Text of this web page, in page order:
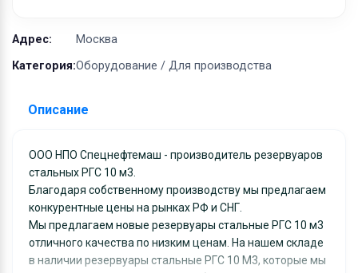
Адрес:
Москва
Категория:Оборудование / Для производства
Описание
ООО НПО Спецнефтемаш - производитель резервуаров
стальных РГС 10 м3.
Благодаря собственному производству мы предлагаем
конкурентные цены на рынках РФ и СНГ.
Мы предлагаем новые резервуары стальные РГС 10 м3
отличного качества по низким ценам. На нашем складе
в наличии резервуары стальные РГС 10 М3, которые мы
Материалы